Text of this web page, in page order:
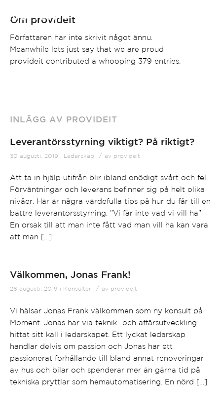
Om provideit
Författaren har inte skrivit något ännu.
Meanwhile lets just say that we are proud
provideit contributed a whooping 379 entries.
INLÄGG AV PROVIDEIT
Leverantörsstyrning viktigt? På riktigt?
30 augusti, 2019 i Ledarskap / av provideit
Att ta in hjälp utifrån blir ibland onödigt svårt och fel.
Förväntningar och leverans befinner sig på helt olika
nivåer. Här är några värdefulla tips på hur du får till en
bättre leverantörsstyrning. ”Vi får inte vad vi vill ha”
En orsak till att man inte fått vad man vill ha kan vara
att man […]
Välkommen, Jonas Frank!
26 augusti, 2019 i Konsulter / av provideit
Vi hälsar Jonas Frank välkommen som ny konsult på
Moment. Jonas har via teknik- och affärsutveckling
hittat sitt kall i ledarskapet. Ett lyckat ledarskap
handlar delvis om passion och Jonas har ett
passionerat förhållande till bland annat renoveringar
av hus och bilar och spenderar mer än gärna tid på
tekniska pryttlar som hemautomatisering. En nörd […]